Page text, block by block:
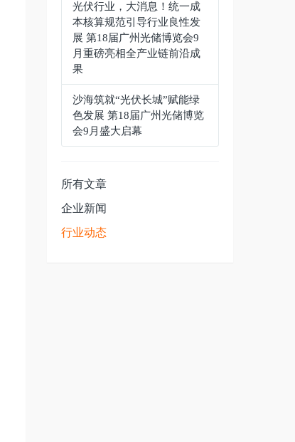
光伏行业，大消息！统一成
本核算规范引导行业良性发
展 第18届广州光储博览会9
月重磅亮相全产业链前沿成
果
沙海筑就“光伏长城”赋能绿
色发展 第18届广州光储博览
会9月盛大启幕
所有文章
企业新闻
行业动态